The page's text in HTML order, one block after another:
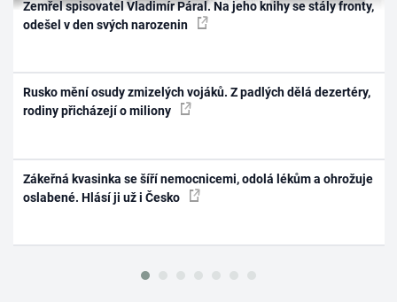
Zemřel spisovatel Vladimír Páral. Na jeho knihy se stály fronty,
odešel v den svých narozenin
Rusko mění osudy zmizelých vojáků. Z padlých dělá dezertéry,
rodiny přicházejí o miliony
Zákeřná kvasinka se šíří nemocnicemi, odolá lékům a ohrožuje
oslabené. Hlásí ji už i Česko